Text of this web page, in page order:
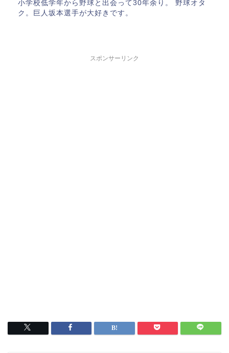
小学校低学年から野球と出会って30年余り。 野球オタ
ク。巨人坂本選手が大好きです。
スポンサーリンク